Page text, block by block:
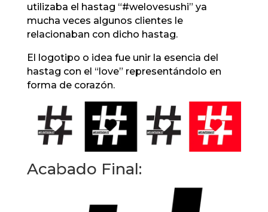
utilizaba el hastag “#welovesushi” ya
mucha veces algunos clientes le
relacionaban con dicho hastag.
El logotipo o idea fue unir la esencia del
hastag con el “love” representándolo en
forma de corazón.
Acabado Final: